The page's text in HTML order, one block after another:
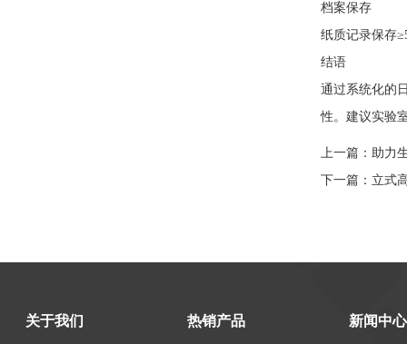
档案保存
纸质记录保存
结语
通过系统化的
性。建议实验
上一篇： 助力
下一篇： 立式
关于我们 热销产品 新闻中心